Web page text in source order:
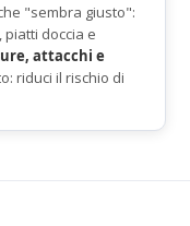
"sembra giusto":
doccia e
attacchi e
riduci il rischio di